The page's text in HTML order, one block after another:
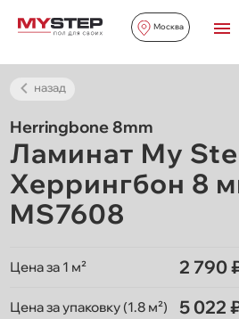
Москва
назад
Herringbone 8mm
Ламинат My
Херрингбон 8
MS7608
Цена за 1 м² 2 790
Цена за упаковку (1.8 м²) 5 022